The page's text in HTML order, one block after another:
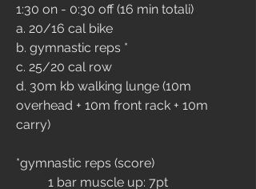
1:30 on - 0:30 off (16 min totali)
a. 20/16 cal bike
b. gymnastic reps *
c. 25/20 cal row
d. 30m kb walking lunge (10m
overhead + 10m front rack + 10m
carry)
*gymnastic reps (score)
	1 bar muscle up: 7pt